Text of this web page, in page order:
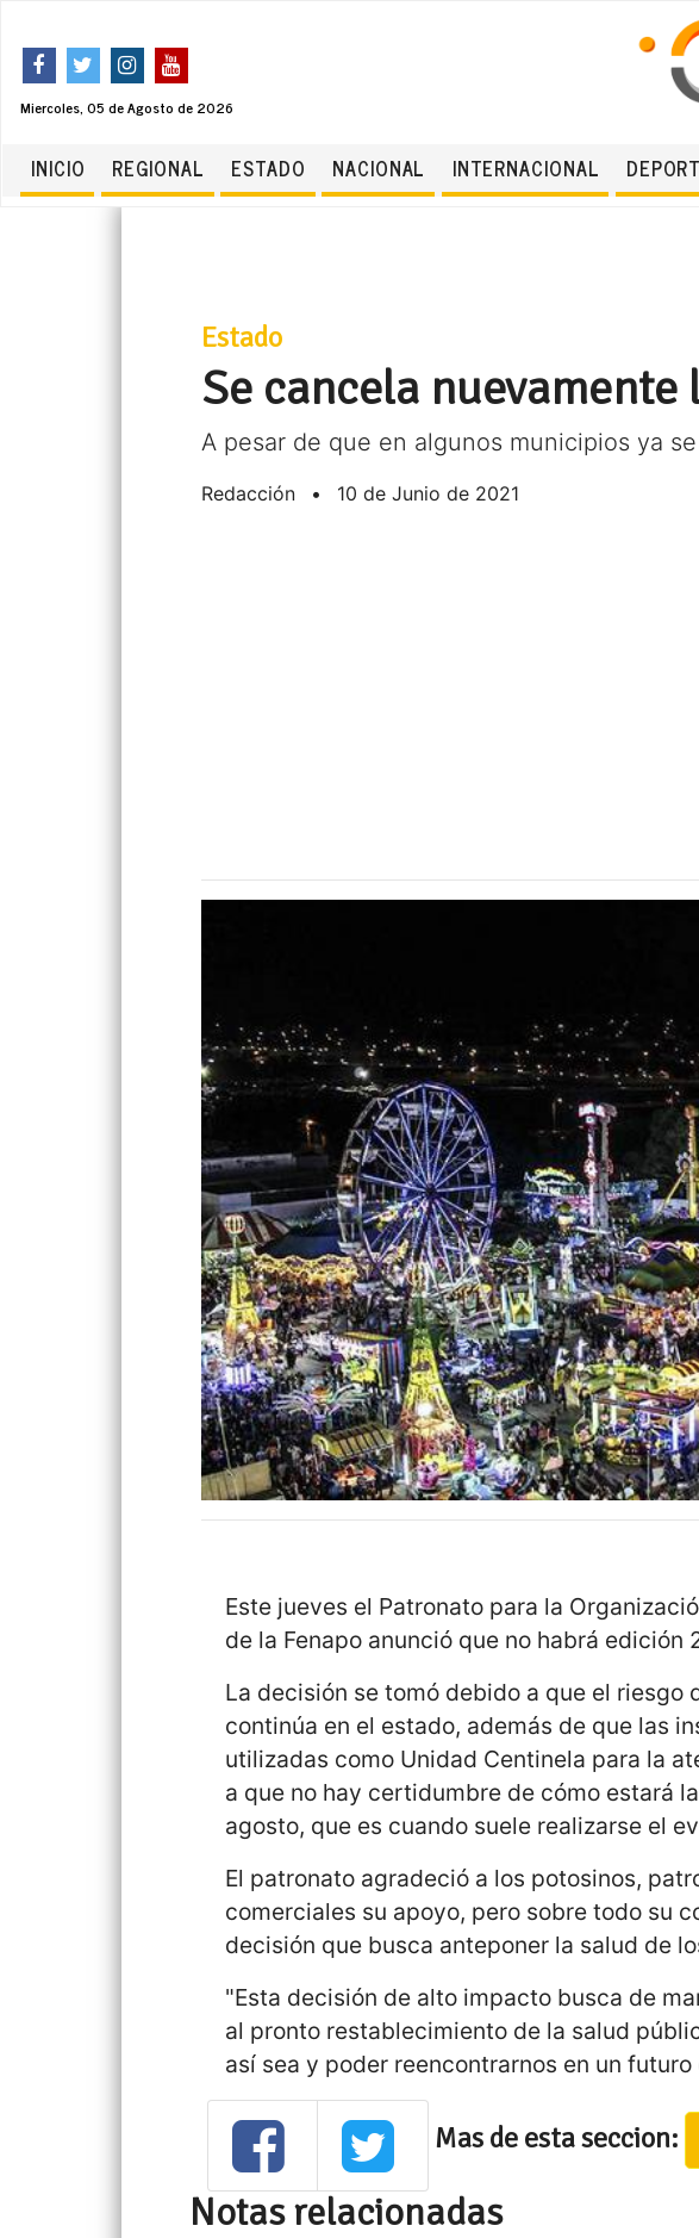
Miercoles, 05 de Agosto de 2026
INICIO REGIONAL ESTADO NACIONAL INTERNACIONAL
Estado
Se cancela
A pesar de que en algunos municipios ya
Redacción • 10 de Junio de 2021
Este jueves el Patronato para la
de la Fenapo anunció que no habrá edición
La decisión se tomó debido a que el riesgo
continúa en el estado, además de que las
utilizadas como Unidad Centinela para la
a que no hay certidumbre de cómo estará
agosto, que es cuando suele realizarse el
El patronato agradeció a los potosinos,
comerciales su apoyo, pero sobre todo su
decisión que busca anteponer la salud de
"Esta decisión de alto impacto busca de
al pronto restablecimiento de la salud
así sea y poder reencontrarnos en un futuro
Mas de esta seccion:
Notas relacionadas